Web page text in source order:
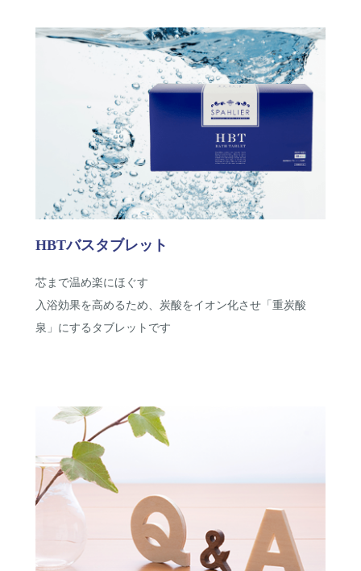
HBTバスタブレット
芯まで温め楽にほぐす
入浴効果を高めるため、炭酸をイオン化させ「重炭酸
泉」にするタブレットです